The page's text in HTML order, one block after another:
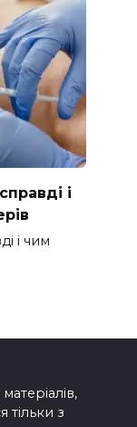
і
і чим
тільки з